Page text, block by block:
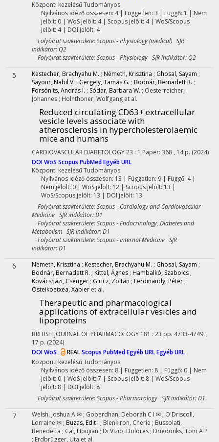
Központi kezelésűTudományos
Nyilvános idéző összesen: 4| Független: 3 | Függő: 1 | Nem
jelölt: 0 | WoS jelölt: 4 | Scopus jelölt: 4 | WoS/Scopus
jelölt: 4 | DOI jelölt: 4
Folyóirat szakterülete: Scopus - Physiology (medical) SJR
indikátor: Q2
Folyóirat szakterülete: Scopus - Physiology SJR indikátor: Q2
5 Kestecher, Brachyahu M. ; Németh, Krisztina ; Ghosal, Sayam ;
Sayour, Nabil V. ; Gergely, Tamás G. ; Bodnár, Bernadett R. ;
Försönits, András I. ; Sódar, Barbara W. ; Oesterreicher,
Johannes ; Holnthoner, Wolfgang et al.
Reduced circulating CD63+ extracellular
vesicle levels associate with
atherosclerosis in hypercholesterolaemic
mice and humans
CARDIOVASCULAR DIABETOLOGY23 : 1 Paper: 368 , 14 p. (2024)
DOIWoS Scopus PubMedEgyéb URL
Központi kezelésűTudományos
Nyilvános idéző összesen: 13 | Független: 9 | Függő: 4 |
Nem jelölt: 0 | WoS jelölt: 12 | Scopus jelölt: 13 |
WoS/Scopus jelölt: 13 | DOI jelölt: 13
Folyóirat szakterülete: Scopus - Cardiology and Cardiovascular
Medicine SJR indikátor: D1
Folyóirat szakterülete: Scopus - Endocrinology, Diabetes and
Metabolism SJR indikátor: D1
Folyóirat szakterülete: Scopus - Internal Medicine SJR
indikátor: D1
6 Németh, Krisztina ; Kestecher, Brachyahu M. ; Ghosal, Sayam ;
Bodnár, Bernadett R. ; Kittel, Ágnes ; Hambalkó, Szabolcs ;
Kovácsházi, Csenger ; Giricz, Zoltán ; Ferdinandy, Péter ;
Osteikoetxea, Xabier et al.
Therapeutic and pharmacological
applications of extracellular vesicles and
lipoproteins
BRITISH JOURNAL OF PHARMACOLOGY 181 : 23 pp. 4733-4749. ,
17 p. (2024)
DOIWoS REALScopus PubMedEgyéb URLEgyéb URL
Központi kezelésűTudományos
Nyilvános idéző összesen: 8| Független: 8 | Függő: 0 | Nem
jelölt: 0 | WoS jelölt: 7 | Scopus jelölt: 8 | WoS/Scopus
jelölt: 8 | DOI jelölt: 8
Folyóirat szakterülete: Scopus - Pharmacology SJR indikátor: D1
7 Welsh, Joshua A ✉ ; Goberdhan, Deborah C I ✉ ; O'Driscoll,
Lorraine ✉ ; Buzas, Edit I ; Blenkiron, Cherie ; Bussolati,
Benedetta ; Cai, Houjian ; Di Vizio, Dolores ; Driedonks, Tom A P
; Erdbrügger, Uta et al.